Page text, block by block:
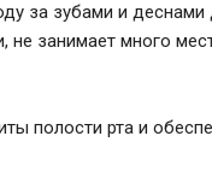
за зубами и
не занимает много
полости рта и